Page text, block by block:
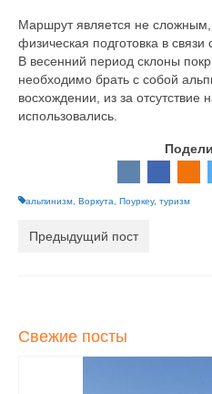
Маршрут является не
физическая подготовка в
В весенний период склоны
необходимо брать с собой
восхождении, из за отсутствие
использовались.
альпинизм Воркута Поуркеу, туризм
Предыдущий пост
Свежие посты